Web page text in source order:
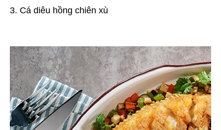
3. Cá diêu hồng chiên xù